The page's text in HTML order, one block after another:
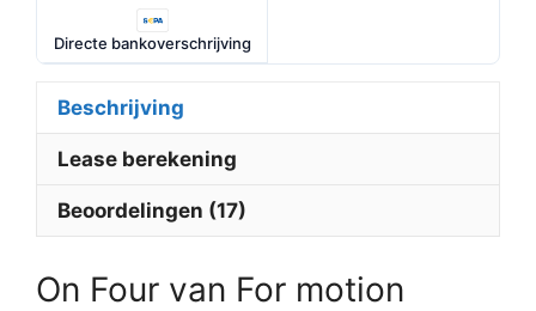
Directe bankoverschrijving
Beschrijving
Lease berekening
Beoordelingen (17)
On Four van For motion